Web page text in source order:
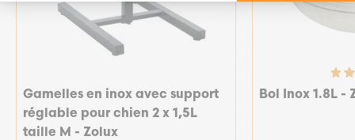
Gamelles en inox avec support
réglable pour chien 2 x 1,5L
taille M - Zolux
Bol Inox 1.8L -